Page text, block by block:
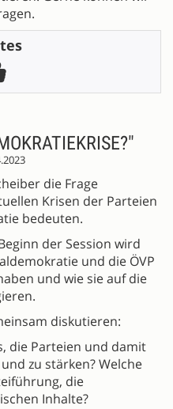
die Frage
Krisen der Parteien
bedeuten.
der Session wird
und die ÖVP
und wie sie auf die
diskutieren:
die Parteien und damit
zu stärken? Welche
die
Inhalte?